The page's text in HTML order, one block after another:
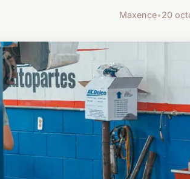
Maxence•20